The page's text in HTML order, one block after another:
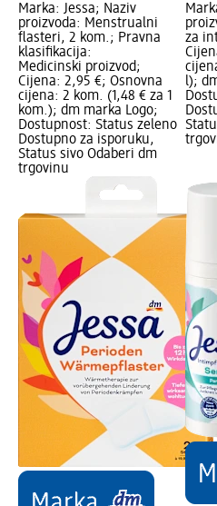
Marka: Jessa; Naziv
proizvoda: Menstrualni
flasteri, 2 kom.; Pravna
klasifikacija:
Medicinski proizvod;
Cijena: 2,95 €; Osnovna
cijena: 2 kom. (1,48 € za 1
kom.); dm marka Logo;
Dostupnost: Status zeleno
Dostupno za isporuku,
Status sivo Odaberi dm
trgovinu
za
l);